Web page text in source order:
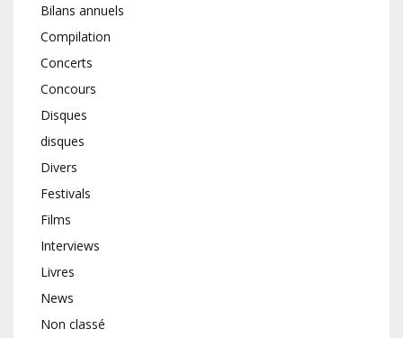
Bilans annuels
Compilation
Concerts
Concours
Disques
disques
Divers
Festivals
Films
Interviews
Livres
News
Non classé